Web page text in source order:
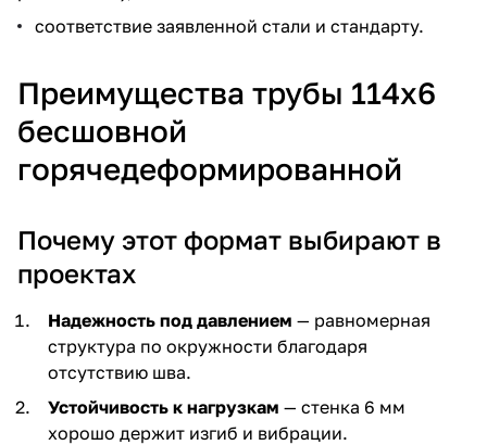
соответствие заявленной стали и стандарту.
Преимущества трубы 114х6
бесшовной
горячедеформированной
Почему этот формат выбирают в
проектах
Надежность под давлением — равномерная
структура по окружности благодаря
отсутствию шва.
Устойчивость к нагрузкам — стенка 6 мм
хорошо держит изгиб и вибрации.